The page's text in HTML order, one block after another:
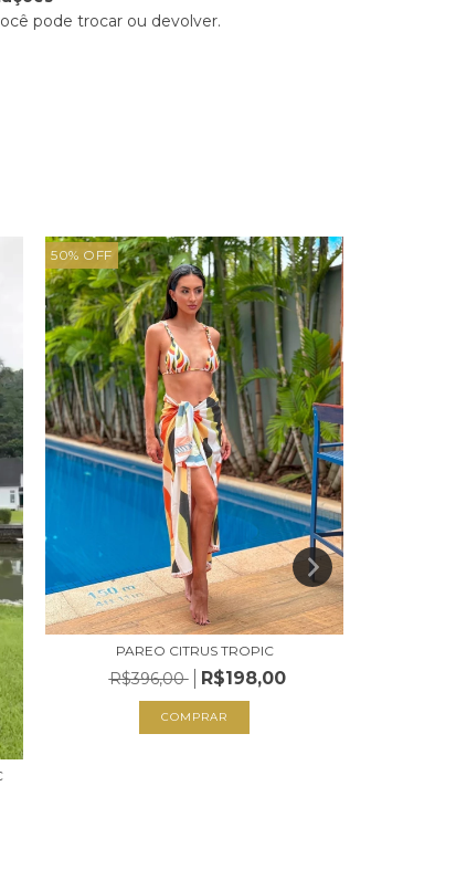
pode trocar ou devolver.
50% OFF
PAREO CITRUS TROPIC
R$396,00 R$198,00
COMPRAR